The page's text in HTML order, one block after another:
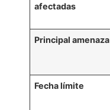
afectadas
Principal amenaza
Fecha límite